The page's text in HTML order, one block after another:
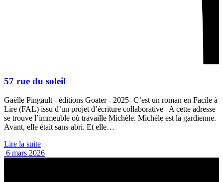
57 rue du soleil
Gaëlle Pingault - éditions Goater - 2025- C’est un roman en Facile à
Lire (FAL) issu d’un projet d’écriture collaborative A cette adresse
se trouve l’immeuble où travaille Michèle. Michèle est la gardienne.
Avant, elle était sans-abri. Et elle…
Lire la suite
6 mars 2026